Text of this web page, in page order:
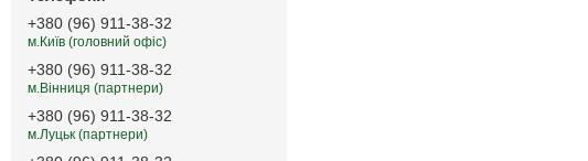
+380 (96) 911-38-32
м.Київ (головний офіс)
+380 (96) 911-38-32
м.Вінниця (партнери)
+380 (96) 911-38-32
м.Луцьк (партнери)